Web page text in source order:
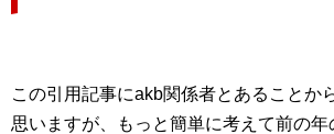
この引用記事にakb関係者とあることか
思いますが、もっと簡単に考えて前の